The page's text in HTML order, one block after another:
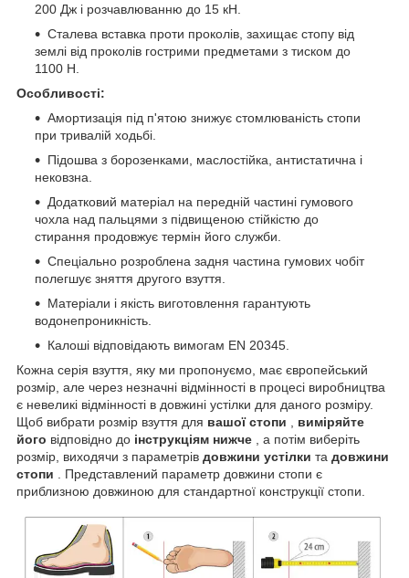
200 Дж і розчавлюванню до 15 кН.
Сталева вставка проти проколів, захищає стопу від
землі від проколів гострими предметами з тиском до
1100 Н.
Особливості:
Амортизація під п'ятою знижує стомлюваність стопи
при тривалій ходьбі.
Підошва з борозенками, маслостійка, антистатична і
нековзна.
Додатковий матеріал на передній частині гумового
чохла над пальцями з підвищеною стійкістю до
стирання продовжує термін його служби.
Спеціально розроблена задня частина гумових чобіт
полегшує зняття другого взуття.
Матеріали і якість виготовлення гарантують
водонепроникність.
Калоші відповідають вимогам EN 20345.
Кожна серія взуття, яку ми пропонуємо, має європейський
розмір, але через незначні відмінності в процесі виробництва
є невеликі відмінності в довжині устілки для даного розміру.
Щоб вибрати розмір взуття для вашої стопи
виміряйте
його відповідно до інструкціям нижче
, а потім виберіть
розмір, виходячи з параметрів довжини устілки та довжини
стопи
. Представлений параметр довжини стопи є
приблизною довжиною для стандартної конструкції стопи.